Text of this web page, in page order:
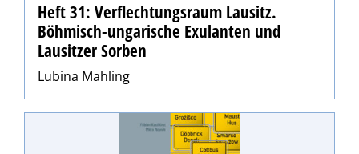
Heft 31: Verflechtungsraum Lausitz.
Böhmisch-ungarische Exulanten und
Lausitzer Sorben
Lubina Mahling